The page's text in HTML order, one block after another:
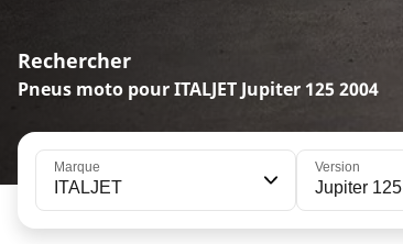
Rechercher
Pneus moto pour ITALJET Jupiter 125 2004
Marque
ITALJET
Version
Jupiter 125